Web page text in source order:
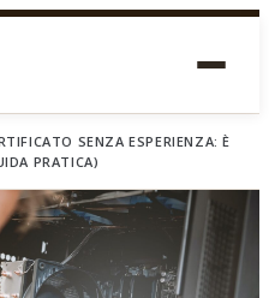
SENZA ESPERIENZA: È
PRATICA)